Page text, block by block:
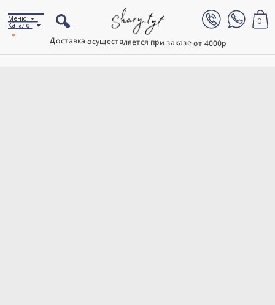
Доставка осуществляется при заказе от 4000р
0
Каталог
Меню